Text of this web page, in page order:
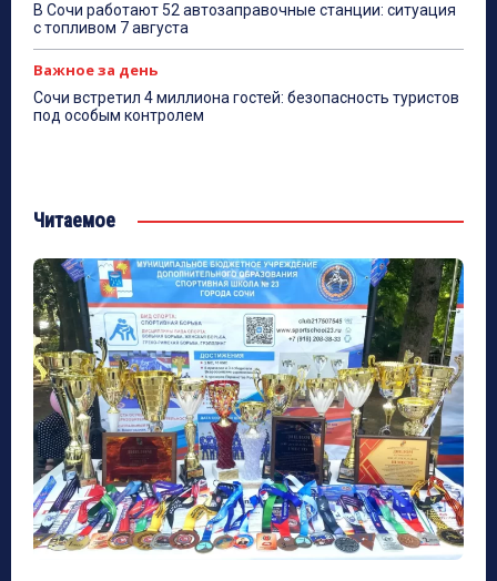
В Сочи работают 52 автозаправочные станции: ситуация
с топливом 7 августа
Важное за день
Сочи встретил 4 миллиона гостей: безопасность туристов
под особым контролем
Читаемое